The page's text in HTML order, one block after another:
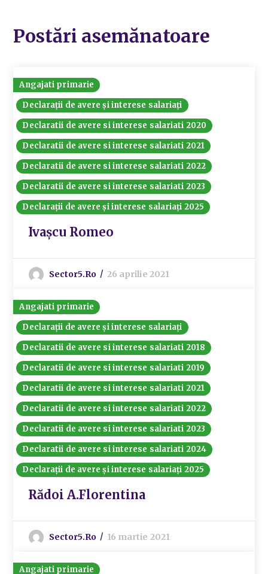
Postări asemănatoare
Angajati primarie
Declarații de avere și interese salariați
Declaratii de avere si interese salariati 2020
Declaratii de avere si interese salariati 2021
Declaratii de avere si interese salariati 2022
Declaratii de avere si interese salariati 2023
Declarații de avere și interese salariați 2025
Ivașcu Romeo
Sector5.ro 26 aprilie 2021
Angajati primarie
Declarații de avere și interese salariați
Declaratii de avere si interese salariati 2018
Declaratii de avere si interese salariati 2019
Declaratii de avere si interese salariati 2021
Declaratii de avere si interese salariati 2022
Declaratii de avere si interese salariati 2023
Declaratii de avere si interese salariati 2024
Declarații de avere și interese salariați 2025
Rădoi A.Florentina
Sector5.ro 16 martie 2021
Angajati primarie